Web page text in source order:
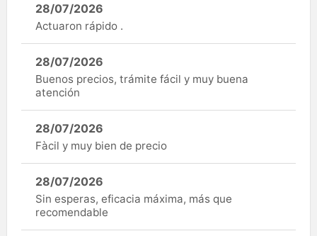
28/07/2026
Actuaron rápido .
28/07/2026
Buenos precios, trámite fácil y muy buena
atención
28/07/2026
Fàcil y muy bien de precio
28/07/2026
Sin esperas, eficacia máxima, más que
recomendable